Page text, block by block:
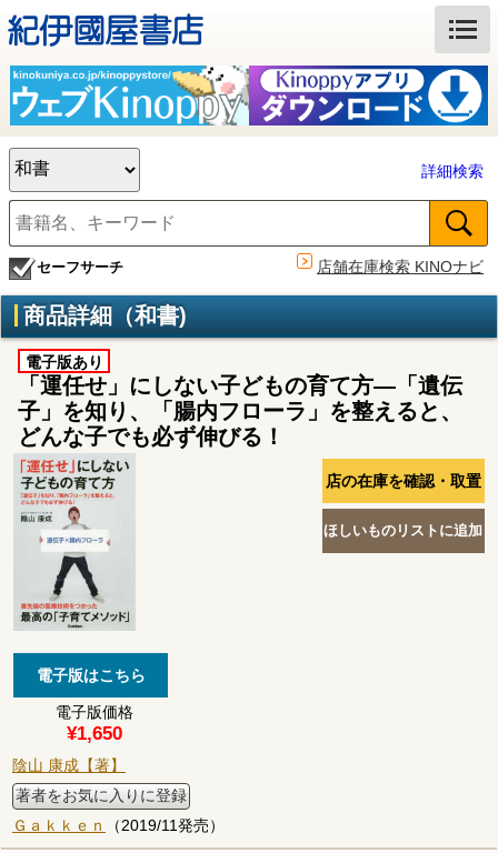
詳細検索
セーフサーチ 店舗在庫検索 KINOナビ
商品詳細（和書)
電子版あり
「運任せ」にしない子どもの育て方―「遺伝
子」を知り、「腸内フローラ」を整えると、
どんな子でも必ず伸びる！
電子版価格
¥1,650
陰山 康成【著】
著者をお気に入りに登録
Ｇａｋｋｅｎ
（2019/11発売）